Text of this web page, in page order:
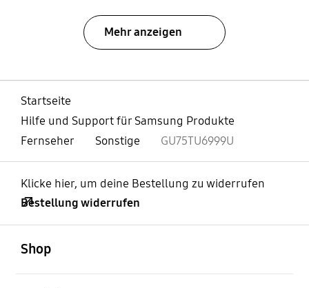
Mehr anzeigen
Startseite
Hilfe und Support für Samsung Produkte
Fernseher
Sonstige GU75TU6999U
Klicke hier, um deine Bestellung zu widerrufen
Bestellung widerrufen
Shop